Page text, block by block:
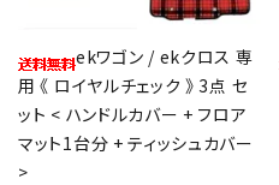
ekワゴン / ekクロス 専
用 《 ロイヤルチェック 》 3点 セ
ット < ハンドルカバー + フロア
マット1台分 + ティッシュカバー
>